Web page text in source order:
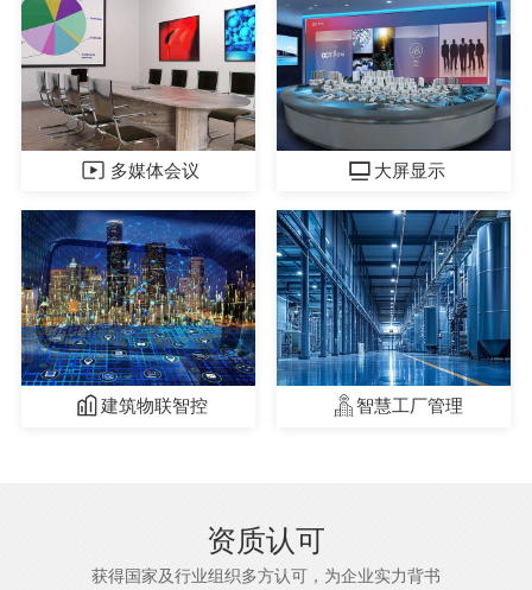
多媒体会议 大屏显示
建筑物联智控 智慧工厂管理
资质认可
获得国家及行业组织多方认可，为企业实力背书